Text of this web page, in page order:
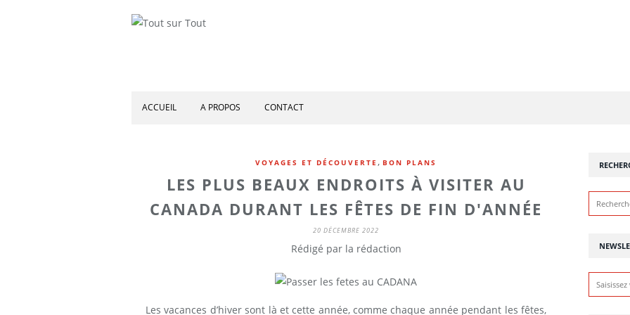
ACCUEIL A PROPOS CONTACT
VOYAGES ET DÉCOUVERTE , BON PLANS
LES PLUS BEAUX ENDROITS À VISITER AU
CANADA DURANT LES FÊTES DE FIN D'ANNÉE
20 DÉCEMBRE 2022
Rédigé par la rédaction
Les vacances d’hiver sont là et cette année, comme chaque année pendant les fêtes,